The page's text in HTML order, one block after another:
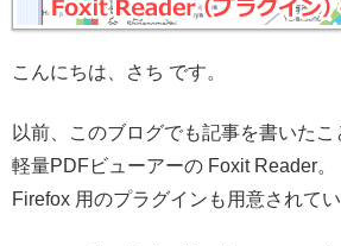
こんにちは、さち です。
以前、このブログでも記事を書いたこ
軽量PDFビューアーの Foxit Reader。
Firefox 用のプラグインも用意されて